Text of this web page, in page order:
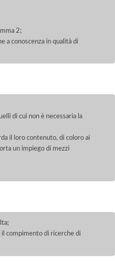
2;
a conoscenza in qualità di
di cui non è necessaria la
il loro contenuto, di coloro ai
un impiego di mezzi
compimento di ricerche di